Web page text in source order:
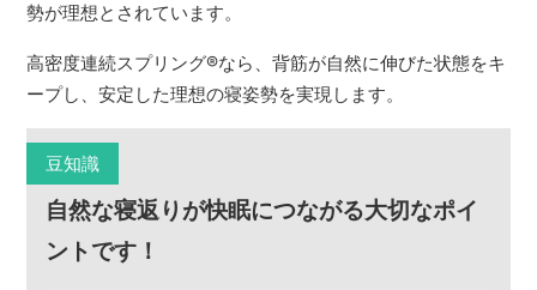
勢が理想とされています。
高密度連続スプリング®なら、背筋が自然に伸びた状態をキ
ープし、安定した理想の寝姿勢を実現します。
豆知識
自然な寝返りが快眠につながる大切なポイ
ントです！